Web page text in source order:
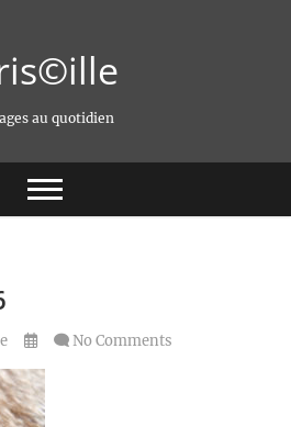
au quotidien
No Comments